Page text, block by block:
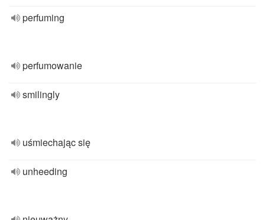
perfuming
perfumowanie
smilingly
uśmiechając się
unheeding